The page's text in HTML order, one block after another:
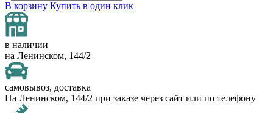
В корзину Купить в один клик
в наличии
на Ленинском, 144/2
самовывоз, доставка
На Ленинском, 144/2 при заказе через сайт или по телефону